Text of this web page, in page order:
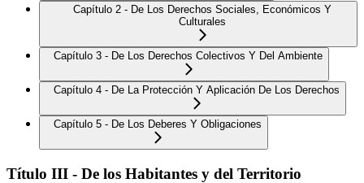
Capítulo 2 - De Los Derechos Sociales, Económicos Y
Culturales
Capítulo 3 - De Los Derechos Colectivos Y Del Ambiente
Capítulo 4 - De La Protección Y Aplicación De Los Derechos
Capítulo 5 - De Los Deberes Y Obligaciones
Título III - De los Habitantes y del Territorio